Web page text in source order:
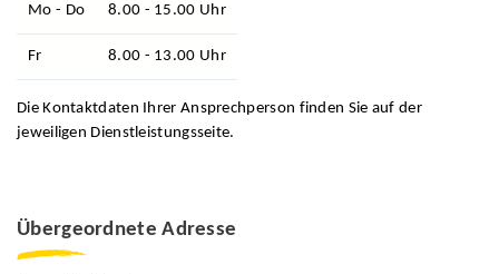
Mo - Do 8.00 - 15.00 Uhr
Fr 8.00 - 13.00 Uhr
Die Kontaktdaten Ihrer Ansprechperson finden Sie auf der
jeweiligen Dienstleistungsseite.
Übergeordnete Adresse